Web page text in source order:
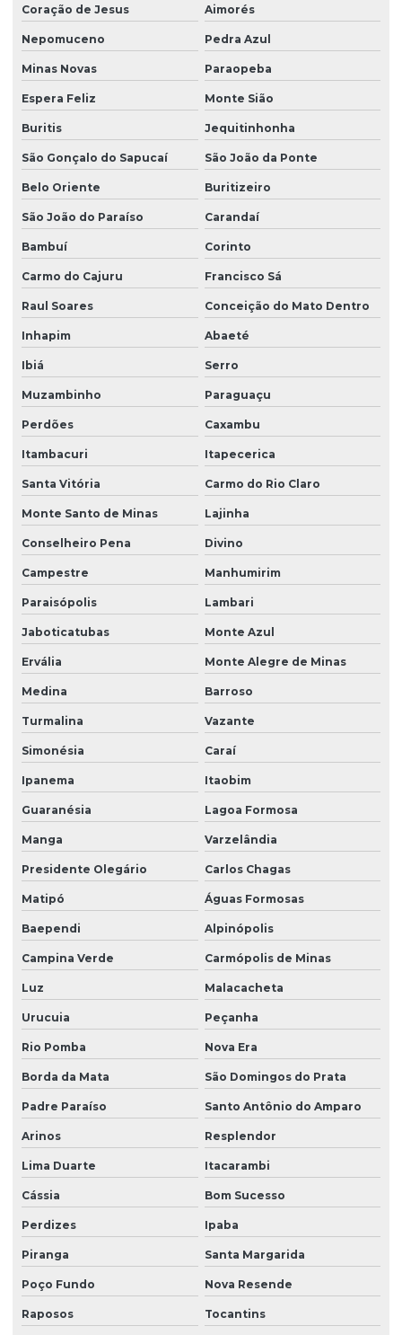
Coração de Jesus Aimorés
Nepomuceno Pedra Azul
Minas Novas Paraopeba
Espera Feliz Monte Sião
Buritis Jequitinhonha
São Gonçalo do Sapucaí São João da Ponte
Belo Oriente Buritizeiro
São João do Paraíso Carandaí
Bambuí Corinto
Carmo do Cajuru Francisco Sá
Raul Soares Conceição do Mato Dentro
Inhapim Abaeté
Ibiá Serro
Muzambinho Paraguaçu
Perdões Caxambu
Itambacuri Itapecerica
Santa Vitória Carmo do Rio Claro
Monte Santo de Minas Lajinha
Conselheiro Pena Divino
Campestre Manhumirim
Paraisópolis Lambari
Jaboticatubas Monte Azul
Ervália Monte Alegre de Minas
Medina Barroso
Turmalina Vazante
Simonésia Caraí
Ipanema Itaobim
Guaranésia Lagoa Formosa
Manga Varzelândia
Presidente Olegário Carlos Chagas
Matipó Águas Formosas
Baependi Alpinópolis
Campina Verde Carmópolis de Minas
Luz Malacacheta
Urucuia Peçanha
Rio Pomba Nova Era
Borda da Mata São Domingos do Prata
Padre Paraíso Santo Antônio do Amparo
Arinos Resplendor
Lima Duarte Itacarambi
Cássia Bom Sucesso
Perdizes Ipaba
Piranga Santa Margarida
Poço Fundo Nova Resende
Raposos Tocantins